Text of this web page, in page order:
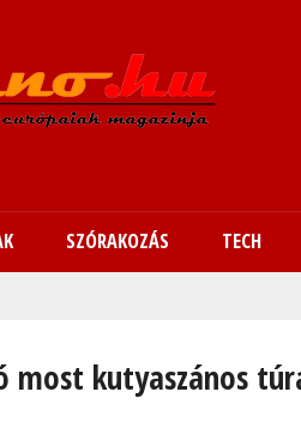
SZÓRAKOZÁS TECH
most kutyaszános